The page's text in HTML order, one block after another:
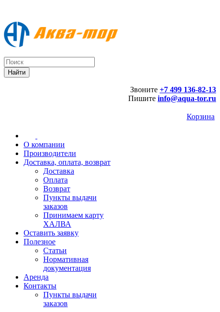
Звоните +7 499 136-82-13
Пишите info@aqua-tor.ru
Корзина
О компании
Производители
Доставка, оплата, возврат
Доставка
Оплата
Возврат
Пункты выдачи
заказов
Принимаем карту
ХАЛВА
Оставить заявку
Полезное
Статьи
Нормативная
документация
Аренда
Контакты
Пункты выдачи
заказов